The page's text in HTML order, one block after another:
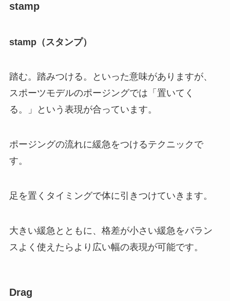
stamp
stamp（スタンプ）
踏む。踏みつける。といった意味がありますが、
スポーツモデルのポージングでは「置いてく
る。」という表現が合っています。
ポージングの流れに緩急をつけるテクニックで
す。
足を置くタイミングで体に引きつけていきます。
大きい緩急とともに、格差が小さい緩急をバラン
スよく使えたらより広い幅の表現が可能です。
Drag